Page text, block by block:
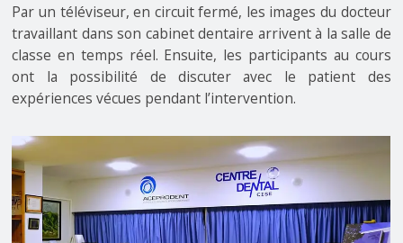
Par un téléviseur, en circuit fermé, les images du docteur
travaillant dans son cabinet dentaire arrivent à la salle de
classe en temps réel. Ensuite, les participants au cours
ont la possibilité de discuter avec le patient des
expériences vécues pendant l’intervention.